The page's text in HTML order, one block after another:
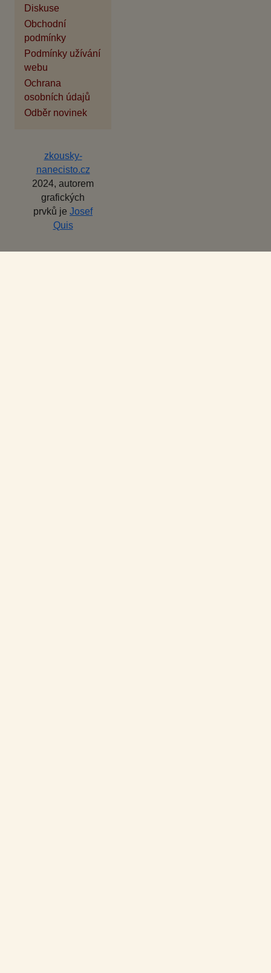
Diskuse
Obchodní
podmínky
Podmínky užívání
webu
Ochrana
osobních údajů
Odběr novinek
zkousky-
nanecisto.cz
2024, autorem
grafických
prvků je Josef
Quis